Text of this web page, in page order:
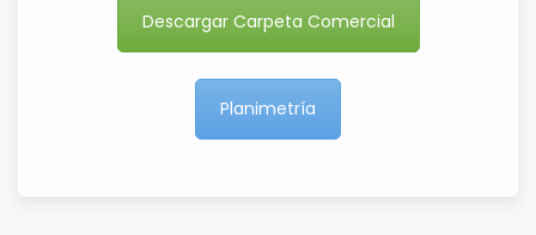
Descargar Carpeta Comercial
Planimetría